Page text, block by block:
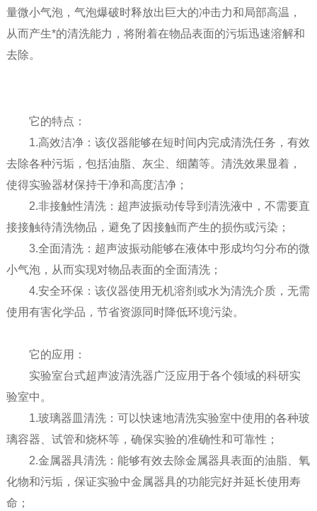
量微小气泡，气泡爆破时释放出巨大的冲击力和局部高温，
从而产生*的清洗能力，将附着在物品表面的污垢迅速溶解和
去除。
它的特点：
1.高效洁净：该仪器能够在短时间内完成清洗任务，有效
去除各种污垢，包括油脂、灰尘、细菌等。清洗效果显着，
使得实验器材保持干净和高度洁净；
2.非接触性清洗：超声波振动传导到清洗液中，不需要直
接接触待清洗物品，避免了因接触而产生的损伤或污染；
3.全面清洗：超声波振动能够在液体中形成均匀分布的微
小气泡，从而实现对物品表面的全面清洗；
4.安全环保：该仪器使用无机溶剂或水为清洗介质，无需
使用有害化学品，节省资源同时降低环境污染。
它的应用：
实验室台式超声波清洗器广泛应用于各个领域的科研实
验室中。
1.玻璃器皿清洗：可以快速地清洗实验室中使用的各种玻
璃容器、试管和烧杯等，确保实验的准确性和可靠性；
2.金属器具清洗：能够有效去除金属器具表面的油脂、氧
化物和污垢，保证实验中金属器具的功能完好并延长使用寿
命；